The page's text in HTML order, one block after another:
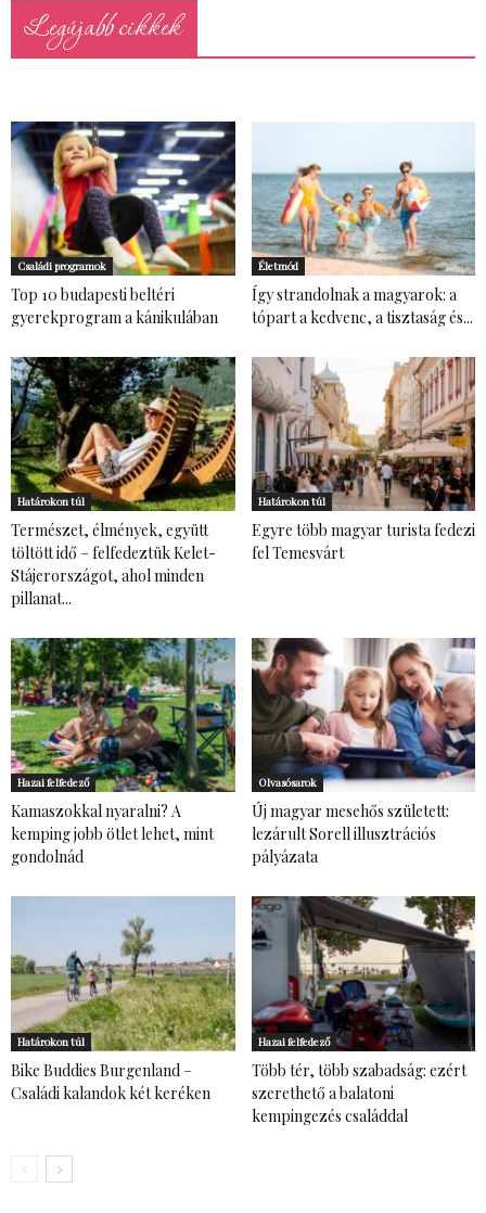
Legújabb cikkek
Családi programok
Top 10 budapesti beltéri
gyerekprogram a kánikulában
Életmód
Így strandolnak a magyarok: a
tópart a kedvenc, a tisztaság és...
Határokon túl
Természet, élmények, együtt
töltött idő – felfedeztük Kelet-
Stájerországot, ahol minden
pillanat...
Határokon túl
Egyre több magyar turista fedezi
fel Temesvárt
Hazai felfedező
Kamaszokkal nyaralni? A
kemping jobb ötlet lehet, mint
gondolnád
Olvasósarok
Új magyar mesehős született:
lezárult Sorell illusztrációs
pályázata
Határokon túl
Bike Buddies Burgenland –
Családi kalandok két keréken
Hazai felfedező
Több tér, több szabadság: ezért
szerethető a balatoni
kempingezés családdal